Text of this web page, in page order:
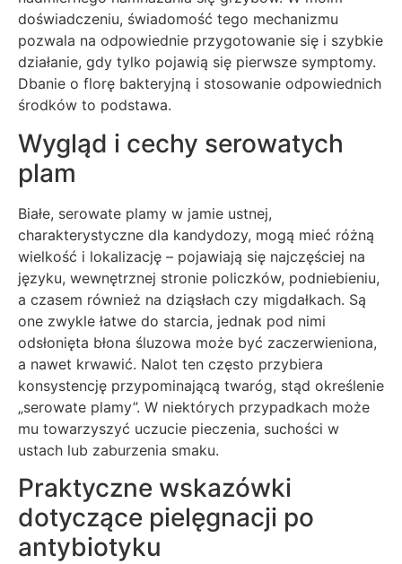
doświadczeniu, świadomość tego mechanizmu
pozwala na odpowiednie przygotowanie się i szybkie
działanie, gdy tylko pojawią się pierwsze symptomy.
Dbanie o florę bakteryjną i stosowanie odpowiednich
środków to podstawa.
Wygląd i cechy serowatych
plam
Białe, serowate plamy w jamie ustnej,
charakterystyczne dla kandydozy, mogą mieć różną
wielkość i lokalizację – pojawiają się najczęściej na
języku, wewnętrznej stronie policzków, podniebieniu,
a czasem również na dziąsłach czy migdałkach. Są
one zwykle łatwe do starcia, jednak pod nimi
odsłonięta błona śluzowa może być zaczerwieniona,
a nawet krwawić. Nalot ten często przybiera
konsystencję przypominającą twaróg, stąd określenie
„serowate plamy”. W niektórych przypadkach może
mu towarzyszyć uczucie pieczenia, suchości w
ustach lub zaburzenia smaku.
Praktyczne wskazówki
dotyczące pielęgnacji po
antybiotyku